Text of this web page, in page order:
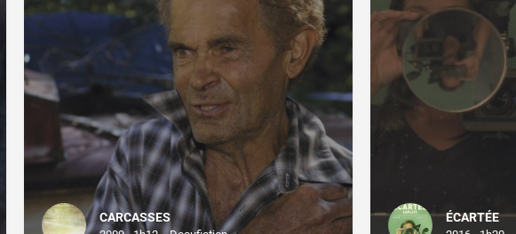
CARCASSES ÉCARTÉE